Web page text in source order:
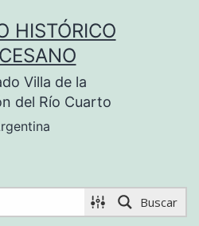
HISTÓRICO
Villa de la
del Río Cuarto
Buscar